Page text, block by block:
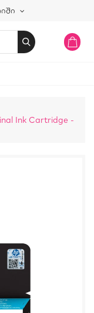
Ink Cartridge -